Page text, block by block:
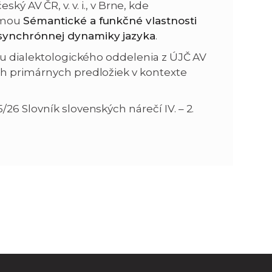
ne
x
AV ČR, v. v. i., v Brne, kde
Sémantické a funkčné vlastnosti
dynamiky jazyka.
dialektologického oddelenia z ÚJČ AV
primárnych predložiek v kontexte
Slovník slovenských nárečí IV. – 2.